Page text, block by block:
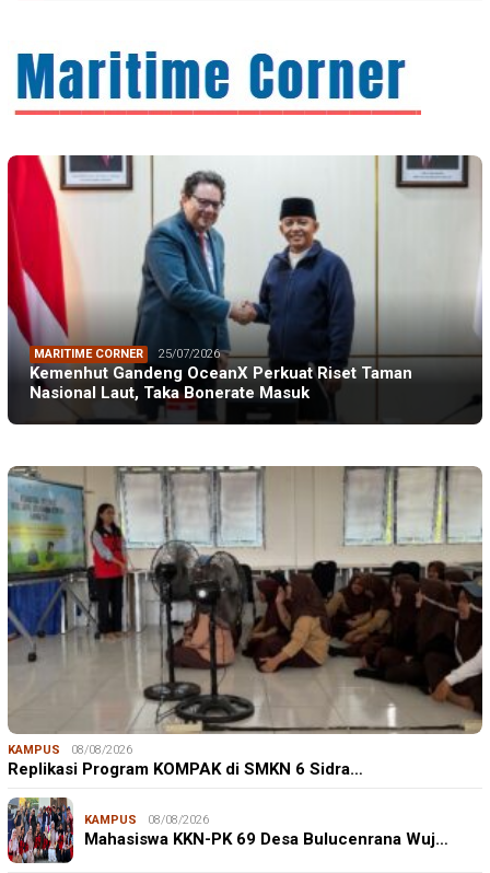
MARITIME CORNER 25/07/2026
Kemenhut Gandeng OceanX Perkuat Riset Taman
Nasional Laut, Taka Bonerate Masuk
KAMPUS 08/08/2026
Replikasi Program KOMPAK di SMKN 6 Sidra…
KAMPUS 08/08/2026
Mahasiswa KKN-PK 69 Desa Bulucenrana Wuj…